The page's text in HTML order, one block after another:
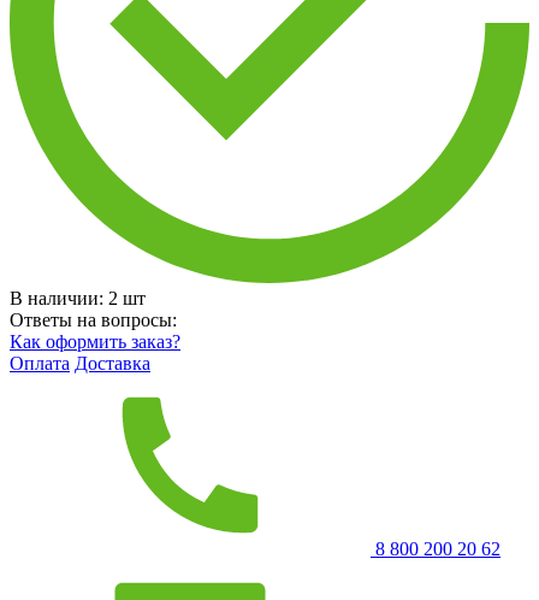
В наличии: 2 шт
Ответы на вопросы:
Как оформить заказ?
Оплата Доставка
8 800 200 20 62